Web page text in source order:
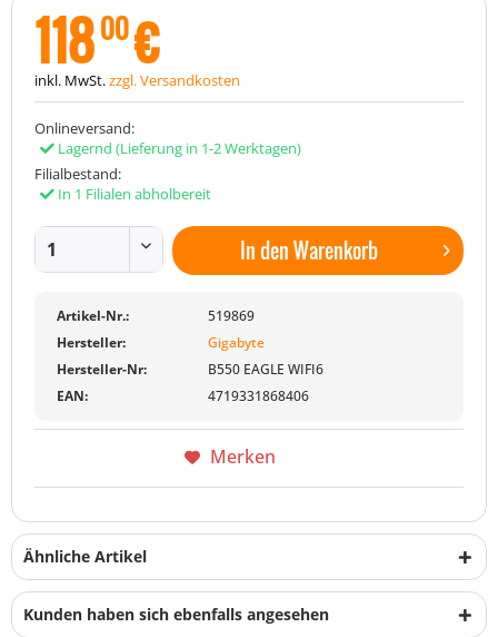
11800€
inkl. MwSt.zzgl. Versandkosten
Onlineversand:
Lagernd (Lieferung in 1-2 Werktagen)
Filialbestand:
In 1 Filialen abholbereit
In denWarenkorb
Artikel-Nr.:
519869
Hersteller:
Gigabyte
Hersteller-Nr:
B550 EAGLE WIFI6
EAN:
4719331868406
Merken
Ähnliche Artikel
Kunden haben sich ebenfalls angesehen